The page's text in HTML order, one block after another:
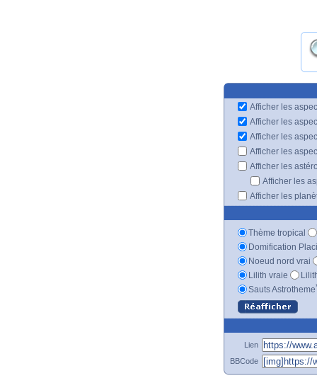
Afficher les
Afficher les
Afficher les
Afficher les
Afficher les
Afficher les
Afficher les
Thème tropical
Domification
Noeud nord vrai
Lilith vraie
Sauts Astrotheme
Lien
BBCode